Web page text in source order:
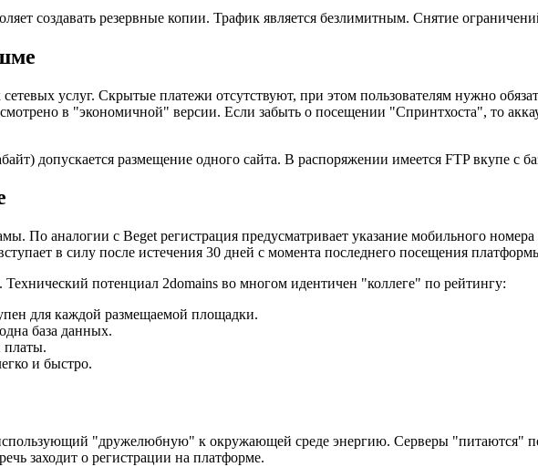
создавать резервные копии. Трафик является безлимитным. Снятие
услуг. Скрытые платежи отсутствуют, при этом пользователям нужно
в "экономичной" версии. Если забыть о посещении "Спринтхоста", то
допускается размещение одного сайта. В распоряжении имеется FTP вкупе с
По аналогии с Beget регистрация предусматривает указание мобильного
в силу после истечения 30 дней с момента последнего посещения
Технический потенциал 2domains во многом идентичен "коллеге" по рейтингу:
для каждой размещаемой площадки.
база данных.
платы.
и быстро.
"дружелюбную" к окружающей среде энергию. Серверы "питаются"
заходит о регистрации на платформе.